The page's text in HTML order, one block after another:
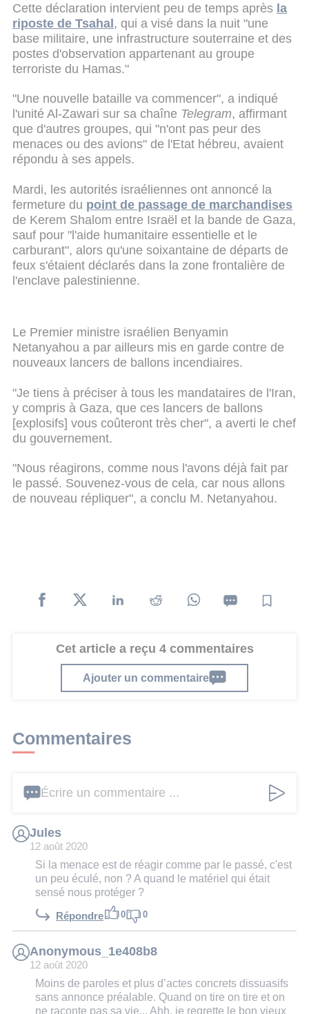
Cette déclaration intervient peu de temps après la
riposte de Tsahal, qui a visé dans la nuit "une
base militaire, une infrastructure souterraine et des
postes d'observation appartenant au groupe
terroriste du Hamas."
"Une nouvelle bataille va commencer", a indiqué
l'unité Al-Zawari sur sa chaîne Telegram, affirmant
que d'autres groupes, qui "n'ont pas peur des
menaces ou des avions" de l'Etat hébreu, avaient
répondu à ses appels.
Mardi, les autorités israéliennes ont annoncé la
fermeture du point de passage de marchandises
de Kerem Shalom entre Israël et la bande de Gaza,
sauf pour "l'aide humanitaire essentielle et le
carburant", alors qu'une soixantaine de départs de
feux s'étaient déclarés dans la zone frontalière de
l'enclave palestinienne.
Le Premier ministre israélien Benyamin
Netanyahou a par ailleurs mis en garde contre de
nouveaux lancers de ballons incendiaires.
"Je tiens à préciser à tous les mandataires de l'Iran,
y compris à Gaza, que ces lancers de ballons
[explosifs] vous coûteront très cher", a averti le chef
du gouvernement.
"Nous réagirons, comme nous l'avons déjà fait par
le passé. Souvenez-vous de cela, car nous allons
de nouveau répliquer", a conclu M. Netanyahou.
Cet article a reçu 4 commentaires
Ajouter un commentaire
Commentaires
Écrire un commentaire ...
Jules
12 août 2020
Si la menace est de réagir comme par le passé, c'est
un peu éculé, non ? A quand le matériel qui était
sensé nous protéger ?
Répondre 0 0
Anonymous_1e408b8
12 août 2020
Moins de paroles et plus d’actes concrets dissuasifs
sans annonce préalable. Quand on tire on tire et on
ne raconte pas sa vie... Ahh, je regrette le bon vieux